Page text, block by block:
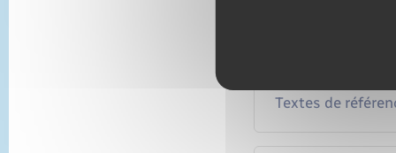
Textes de